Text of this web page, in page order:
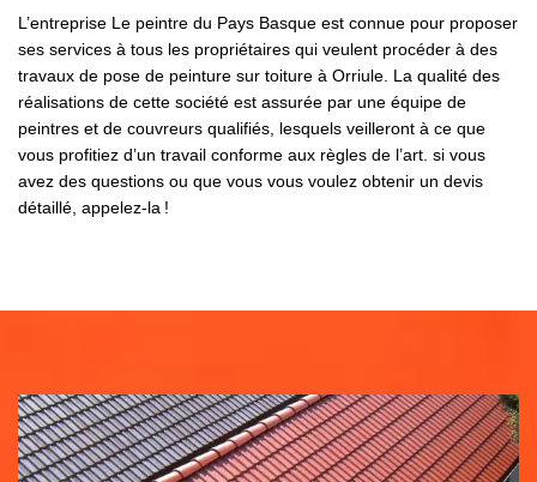
L’entreprise Le peintre du Pays Basque est connue pour proposer
ses services à tous les propriétaires qui veulent procéder à des
travaux de pose de peinture sur toiture à Orriule. La qualité des
réalisations de cette société est assurée par une équipe de
peintres et de couvreurs qualifiés, lesquels veilleront à ce que
vous profitiez d’un travail conforme aux règles de l’art. si vous
avez des questions ou que vous vous voulez obtenir un devis
détaillé, appelez-la !